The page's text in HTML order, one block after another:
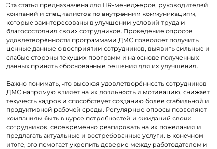
Эта статья предназначена для HR-менеджеров, руководителей
компаний и специалистов по внутренним коммуникациям,
которые заинтересованы в улучшении условий труда и
благосостояния своих сотрудников. Проведение опросов
удовлетворённости программами ДМС позволяет получить
ценные данные о восприятии сотрудников, выявить сильные и
слабые стороны текущих программ и на основе полученных
данных принять обоснованные решения для их улучшения.
Важно понимать, что высокая удовлетворённость сотрудников
ДМС напрямую влияет на их лояльность и мотивацию, снижает
текучесть кадров и способствует созданию более стабильной и
продуктивной рабочей среды. Регулярные опросы позволяют
компаниям быть в курсе потребностей и ожиданий своих
сотрудников, своевременно реагировать на их пожелания и
предлагать актуальные и востребованные услуги. В конечном
итоге, это помогает укрепить доверие между работодателем и